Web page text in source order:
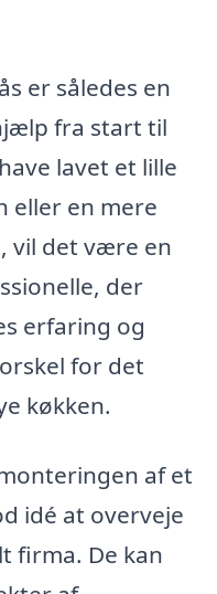
er således en
fra start til
lavet et lille
eller en mere
vil det være en
der
erfaring og
for det
køkken.
af et
idé at overveje
firma. De kan